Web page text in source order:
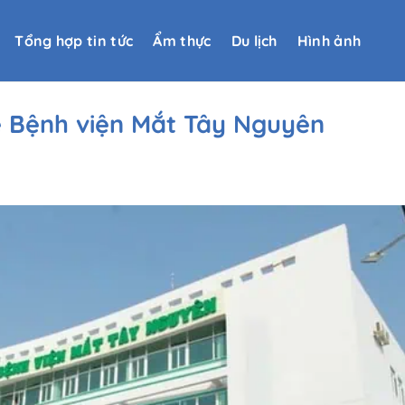
Tổng hợp tin tức Ẩm thực Du lịch Hình ảnh
viện Mắt Tây Nguyên